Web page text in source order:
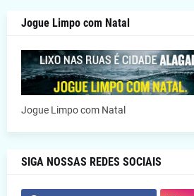
Jogue Limpo com Natal
Jogue Limpo com Natal
SIGA NOSSAS REDES SOCIAIS